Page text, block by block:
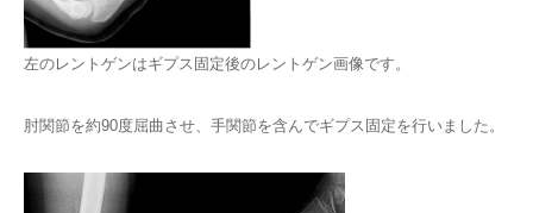
左のレントゲンはギプス固定後のレントゲン画像です。
肘関節を約90度屈曲させ、手関節を含んでギプス固定を行いました。